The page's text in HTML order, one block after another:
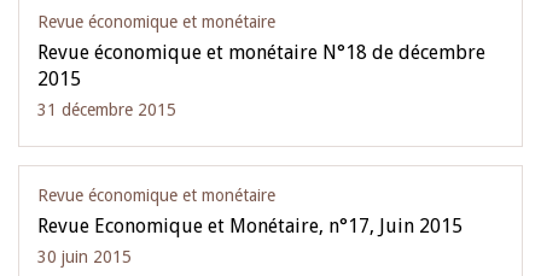
Revue économique et monétaire
Revue économique et monétaire N°18 de décembre
2015
31 décembre 2015
Revue économique et monétaire
Revue Economique et Monétaire, n°17, Juin 2015
30 juin 2015